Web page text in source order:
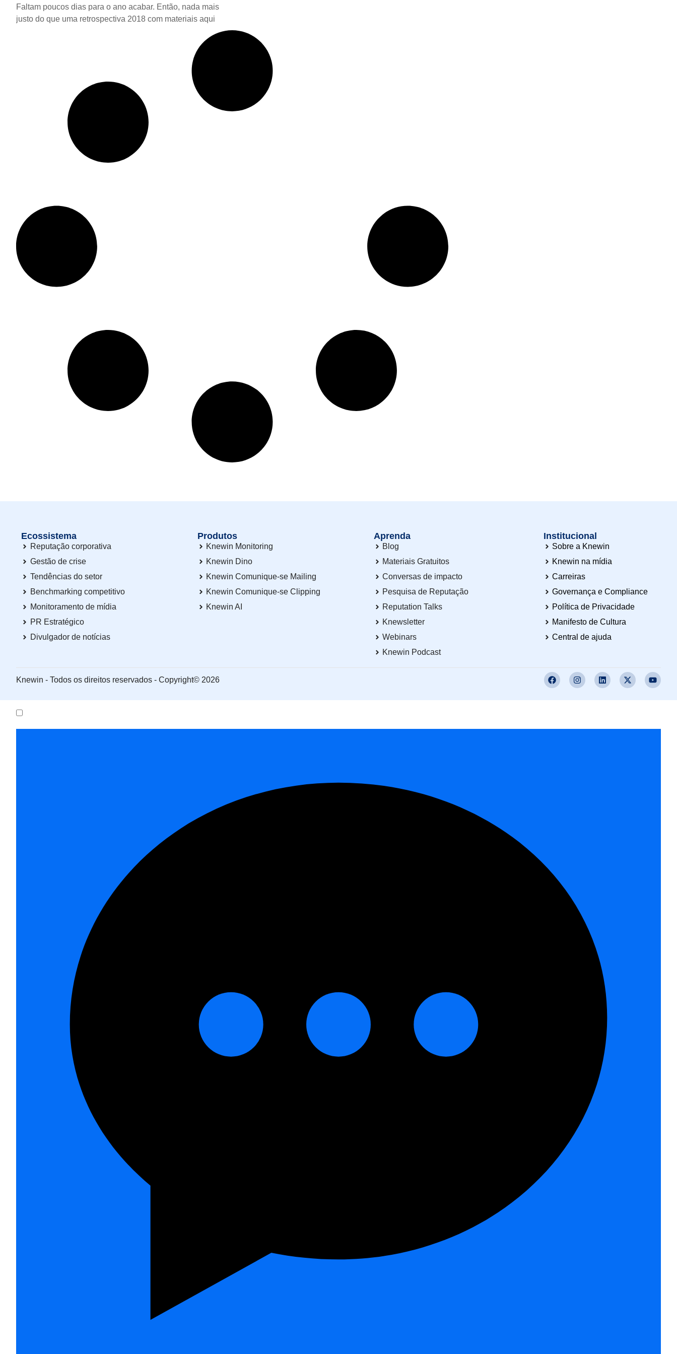
Faltam poucos dias para o ano acabar. Então, nada mais
justo do que uma retrospectiva 2018 com materiais aqui
Ecossistema
Reputação corporativa
Gestão de crise
Tendências do setor
Benchmarking competitivo
Monitoramento de mídia
PR Estratégico
Divulgador de notícias
Produtos
Knewin Monitoring
Knewin Dino
Knewin Comunique-se Mailing
Knewin Comunique-se Clipping
Knewin AI
Aprenda
Blog
Materiais Gratuitos
Conversas de impacto
Pesquisa de Reputação
Reputation Talks
Knewsletter
Webinars
Knewin Podcast
Institucional
Sobre a Knewin
Knewin na mídia
Carreiras
Governança e Compliance
Política de Privacidade
Manifesto de Cultura
Central de ajuda
Knewin - Todos os direitos reservados - Copyright© 2026